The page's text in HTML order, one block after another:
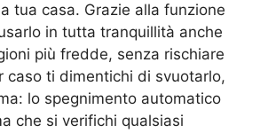
tua casa. Grazie alla funzione
in tutta tranquillità anche
più fredde, senza rischiare
caso ti dimentichi di svuotarlo,
lo spegnimento automatico
che si verifichi qualsiasi